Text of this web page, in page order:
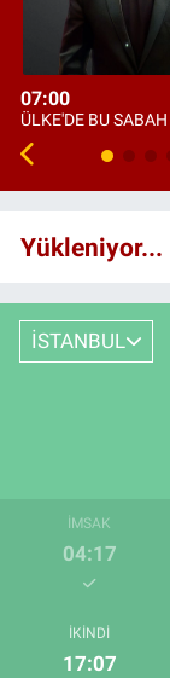
07:00
ÜLKE'DE BU SABAH
Yükleniyor...
İSTANBUL
İMSAK
04:17
İKINDI
17:07